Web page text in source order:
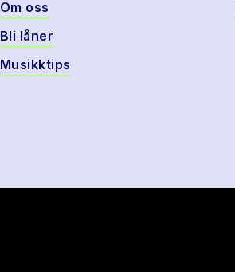
Om oss
Bli låner
Musikktips